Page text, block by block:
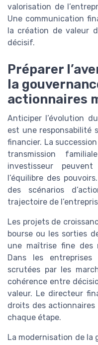
valorisation de
Une communication
la création de valeur
décisif.
Préparer
la
actionnaires
Anticiper l’évolution
est une responsabilité
financier. La
transmission
investisseur
l’équilibre des
des scénarios
trajectoire de
Les projets de
bourse ou les sorties
une maîtrise fine des
Dans les
scrutées par les
cohérence entre
valeur. Le directeur
droits des
chaque étape.
La modernisation de la